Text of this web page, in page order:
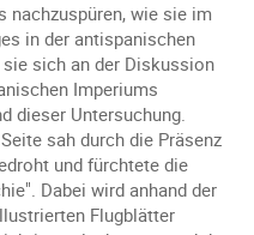
nachzuspüren, wie sie im
in der antispanischen
sich an der Diskussion
Imperiums
dieser Untersuchung.
sah durch die Präsenz
und fürchtete die
Dabei wird anhand der
Flugblätter